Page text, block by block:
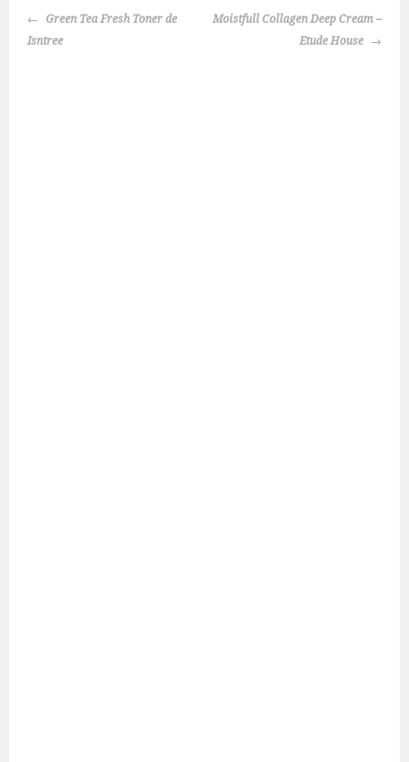
NAVEGACIÓN
DE
Green Tea Fresh Toner de
Isntree
Moistfull Collagen Deep Cream –
Etude House